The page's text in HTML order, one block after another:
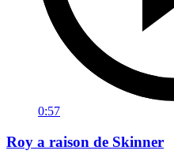
0:57
Roy a raison de Skinner